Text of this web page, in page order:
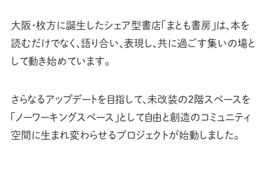
大阪・枚方に誕生したシェア型書店「まとも書房」は、本を
読むだけでなく、語り合い、表現し、共に過ごす集いの場と
して動き始めています。
さらなるアップデートを目指して、未改装の2階スペースを
「ノーワーキングスペース」として自由と創造のコミュニティ
空間に生まれ変わらせるプロジェクトが始動しました。